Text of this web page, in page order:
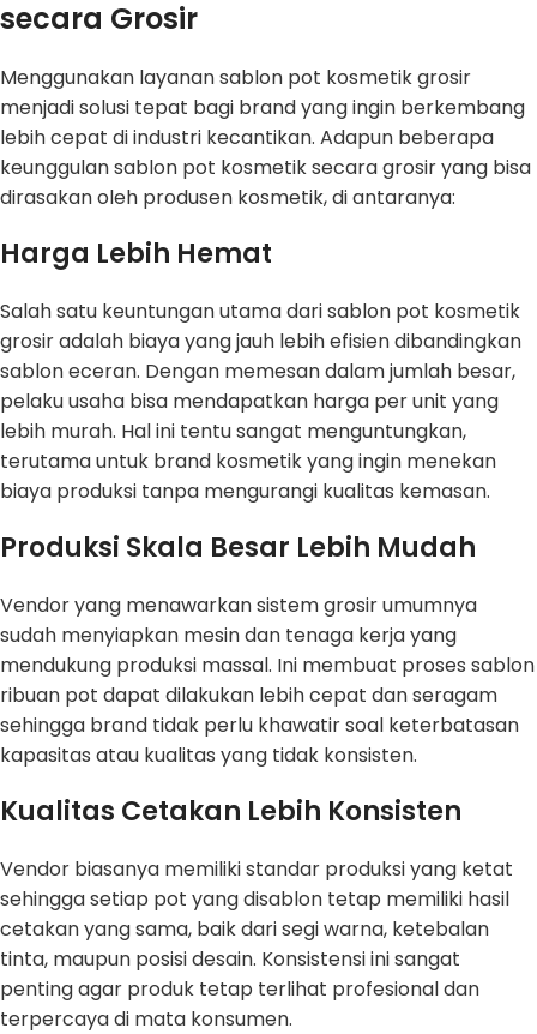
secara Grosir
Menggunakan layanan sablon pot kosmetik grosir
menjadi solusi tepat bagi brand yang ingin berkembang
lebih cepat di industri kecantikan. Adapun beberapa
keunggulan sablon pot kosmetik secara grosir yang bisa
dirasakan oleh produsen kosmetik, di antaranya:
Harga Lebih Hemat
Salah satu keuntungan utama dari sablon pot kosmetik
grosir adalah biaya yang jauh lebih efisien dibandingkan
sablon eceran. Dengan memesan dalam jumlah besar,
pelaku usaha bisa mendapatkan harga per unit yang
lebih murah. Hal ini tentu sangat menguntungkan,
terutama untuk brand kosmetik yang ingin menekan
biaya produksi tanpa mengurangi kualitas kemasan.
Produksi Skala Besar Lebih Mudah
Vendor yang menawarkan sistem grosir umumnya
sudah menyiapkan mesin dan tenaga kerja yang
mendukung produksi massal. Ini membuat proses sablon
ribuan pot dapat dilakukan lebih cepat dan seragam
sehingga brand tidak perlu khawatir soal keterbatasan
kapasitas atau kualitas yang tidak konsisten.
Kualitas Cetakan Lebih Konsisten
Vendor biasanya memiliki standar produksi yang ketat
sehingga setiap pot yang disablon tetap memiliki hasil
cetakan yang sama, baik dari segi warna, ketebalan
tinta, maupun posisi desain. Konsistensi ini sangat
penting agar produk tetap terlihat profesional dan
terpercaya di mata konsumen.